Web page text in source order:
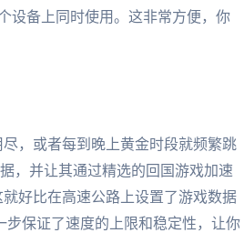
设备上同时使用。这非常方便，你
，或者每到晚上黄金时段就频繁跳
，并让其通过精选的回国游戏加速
好比在高速公路上设置了游戏数据
步保证了速度的上限和稳定性，让你